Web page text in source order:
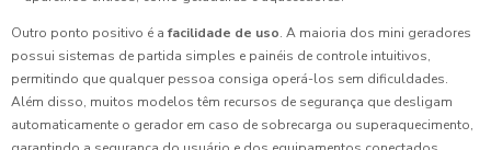
Outro ponto positivo é a facilidade de uso. A maioria dos mini geradores
possui sistemas de partida simples e painéis de controle intuitivos,
permitindo que qualquer pessoa consiga operá-los sem dificuldades.
Além disso, muitos modelos têm recursos de segurança que desligam
automaticamente o gerador em caso de sobrecarga ou superaquecimento,